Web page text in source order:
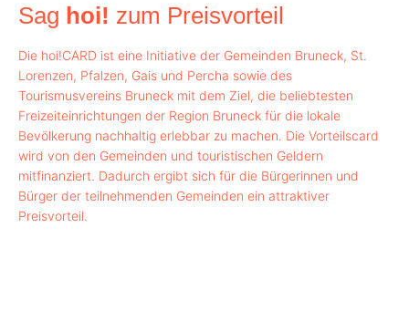
Sag hoi! zum Preisvorteil
Die hoi!CARD ist eine Initiative der Gemeinden Bruneck, St.
Lorenzen, Pfalzen, Gais und Percha sowie des
Tourismusvereins Bruneck mit dem Ziel, die beliebtesten
Freizeiteinrichtungen der Region Bruneck für die lokale
Bevölkerung nachhaltig erlebbar zu machen. Die Vorteilscard
wird von den Gemeinden und touristischen Geldern
mitfinanziert. Dadurch ergibt sich für die Bürgerinnen und
Bürger der teilnehmenden Gemeinden ein attraktiver
Preisvorteil.